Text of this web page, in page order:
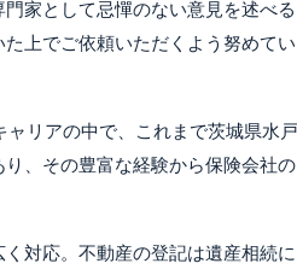
家として忌憚のない意見を述べる
上でご依頼いただくよう努めてい
リアの中で、これまで茨城県水戸
、その豊富な経験から保険会社の
対応。不動産の登記は遺産相続に